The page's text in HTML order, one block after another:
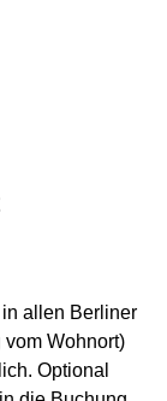
allen Berliner
vom Wohnort)
Optional